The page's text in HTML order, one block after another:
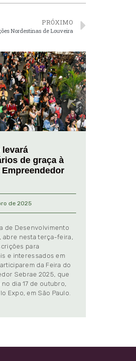
PRÓXIMO
Nordestinas de Louveira
levará
de graça à
Empreendedor
de 2025
de Desenvolvimento
abre nesta terça-feira,
para
e interessados em
da Feira do
Sebrae 2025, que
dia 17 de outubro,
Expo, em São Paulo.